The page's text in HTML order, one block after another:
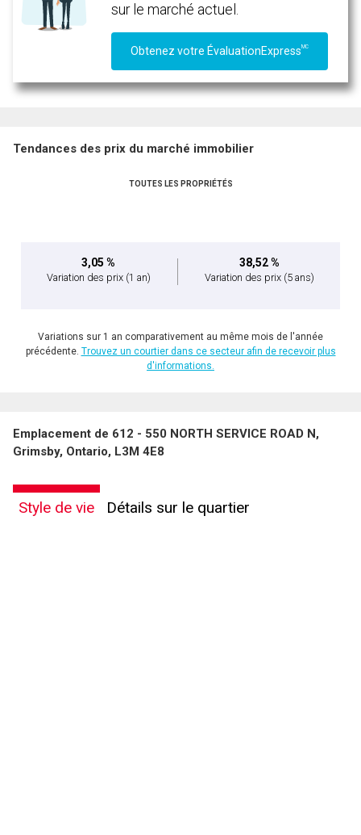
sur le marché actuel.
Obtenez votre ÉvaluationExpressMC
Tendances des prix du marché immobilier
TOUTES LES PROPRIÉTÉS
3,05 %
Variation des prix (1 an)
38,52 %
Variation des prix (5 ans)
Variations sur 1 an comparativement au même mois de l'année
précédente. Trouvez un courtier dans ce secteur afin de recevoir plus
d'informations.
Emplacement de 612 - 550 NORTH SERVICE ROAD N,
Grimsby, Ontario, L3M 4E8
Style de vie Détails sur le quartier